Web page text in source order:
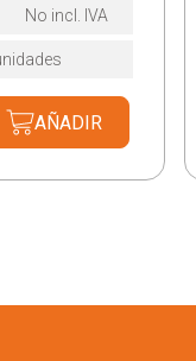
No incl. IVA
AÑADIR